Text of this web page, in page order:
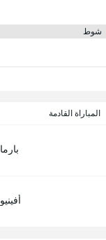
شوط
المباراة القادمة
بارما
أفينيو